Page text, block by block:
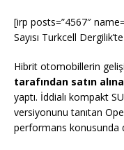
[irp posts=”4567″
Sayısı Turkcell
Hibrit otomobillerin
tarafından satın
yaptı. İddialı kompakt
versiyonunu tanıtan
performans konusunda